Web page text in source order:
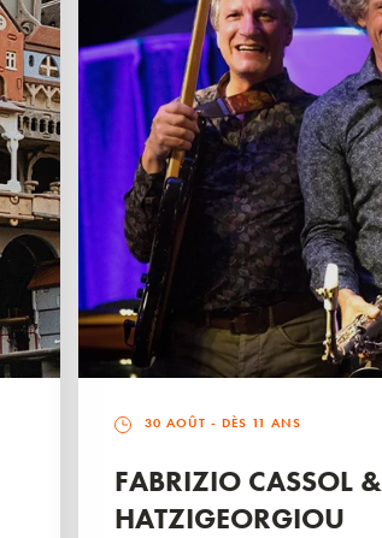
30 AOÛT - DÈS 11 ANS
FABRIZIO CASSOL
HATZIGEORGIOU